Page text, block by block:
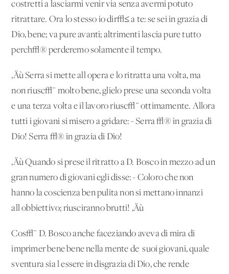
costretti a lasciarmi venir via senza avermi potuto
ritrattare. Ora lo stesso io dir√≤ a te: se sei in grazia di
Dio, bene; va pure avanti; altrimenti lascia pure tutto
perch√® perderemo solamente il tempo.
‚Äù Serra si mette all'opera e lo ritratta una volta, ma
non riusc√¨ molto bene, glielo prese una seconda volta
e una terza volta e il lavoro riusc√¨ ottimamente. Allora
tutti i giovani si misero a gridare: - Serra √® in grazia di
Dio! Serra √® in grazia di Dio!
‚Äù Quando si prese il ritratto a D. Bosco in mezzo ad un
gran numero di giovani egli disse: - Coloro che non
hanno la coscienza ben pulita non si mettano innanzi
all'obbiettivo; riusciranno brutti! ‚Äù
Cos√¨ D. Bosco anche faceziando aveva di mira di
imprimer bene bene nella mente de' suoi giovani, quale
sventura sia l'essere in disgrazia di Dio, che rende